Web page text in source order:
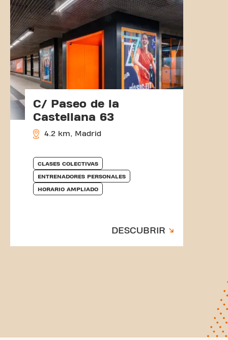
C/ Paseo de la
Castellana 63
4.2 km, Madrid
CLASES COLECTIVAS
ENTRENADORES PERSONALES
HORARIO AMPLIADO
DESCUBRIR